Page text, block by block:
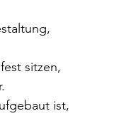
sitzen,
ist,